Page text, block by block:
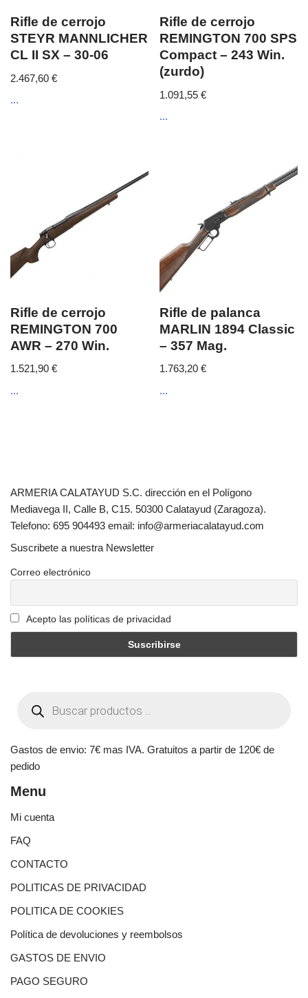
Rifle de cerrojo
STEYR MANNLICHER
CL II SX – 30-06
2.467,60 €
...
Rifle de cerrojo
REMINGTON 700 SPS
Compact – 243 Win.
(zurdo)
1.091,55€
...
Rifle de cerrojo
REMINGTON 700
AWR – 270 Win.
1.521,90 €
...
Rifle de palanca
MARLIN 1894 Classic
– 357 Mag.
1.763,20€
...
ARMERIA CALATAYUD S.C. dirección en el Polígono
Mediavega II, Calle B, C15. 50300 Calatayud (Zaragoza).
Telefono: 695 904493 email: info@armeriacalatayud.com
Suscribete a nuestra Newsletter
Correo electrónico
Acepto las políticas de privacidad
Gastos de envio: 7€ mas IVA. Gratuitos a partir de 120€ de
pedido
Menu
Mi cuenta
FAQ
CONTACTO
POLITICAS DE PRIVACIDAD
POLITICA DE COOKIES
Política de devoluciones y reembolsos
GASTOS DE ENVIO
PAGO SEGURO